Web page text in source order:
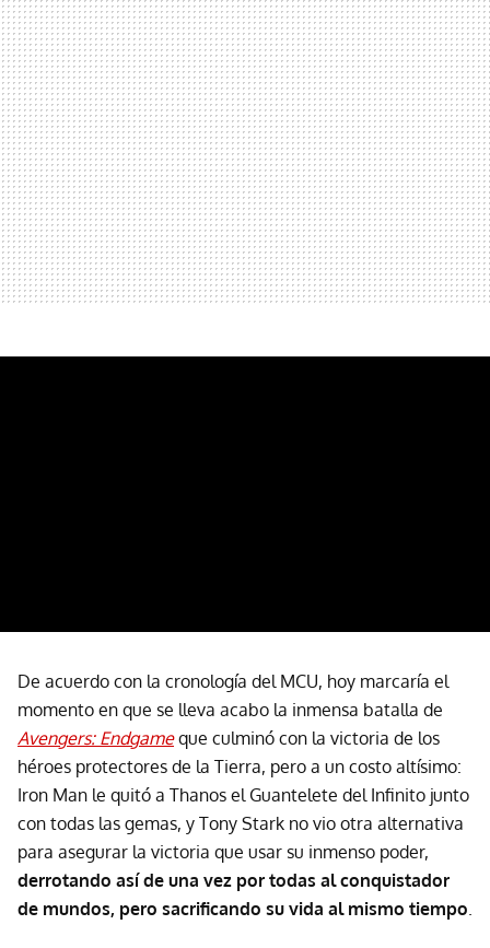
De acuerdo con la cronología del MCU, hoy marcaría el
momento en que se lleva acabo la inmensa batalla de
Avengers: Endgameque culminó con la victoria de los
héroes protectores de la Tierra, pero a un costo altísimo:
Iron Man le quitó a Thanos el Guantelete del Infinito junto
con todas las gemas, y Tony Stark no vio otra alternativa
para asegurar la victoria que usar su inmenso poder,
derrotando así de una vez por todas al conquistador
de mundos, pero sacrificando su vida al mismo tiempo.